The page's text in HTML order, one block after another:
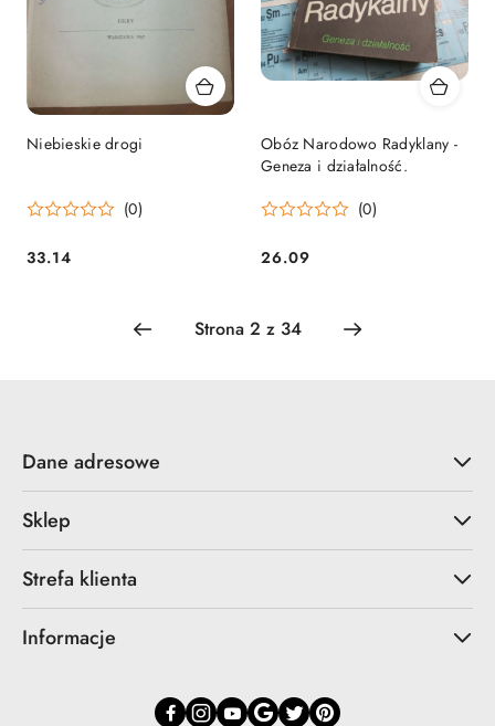
Niebieskie drogi
(0)
Cena:
33.14
Obóz Narodowo Radyklany -
Geneza i działalność.
(0)
Cena:
26.09
Dane adresowe
Sklep
Strefa klienta
Informacje